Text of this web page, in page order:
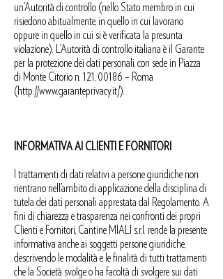
un’Autorità di controllo (nello Stato membro in cui
risiedono abitualmente, in quello in cui lavorano
oppure in quello in cui si è verificata la presunta
violazione). L’Autorità di controllo italiana è il Garante
per la protezione dei dati personali, con sede in Piazza
di Monte Citorio n. 121, 00186 – Roma
(http://www.garanteprivacy.it/).
INFORMATIVA AI CLIENTI E FORNITORI
I trattamenti di dati relativi a persone giuridiche non
rientrano nell’ambito di applicazione della disciplina di
tutela dei dati personali apprestata dal Regolamento. A
fini di chiarezza e trasparenza nei confronti dei propri
Clienti e Fornitori, Cantine MIALI s.r.l. rende la presente
informativa anche ai soggetti persone giuridiche,
descrivendo le modalità e le finalità di tutti trattamenti
che la Società svolge o ha facoltà di svolgere sui dati